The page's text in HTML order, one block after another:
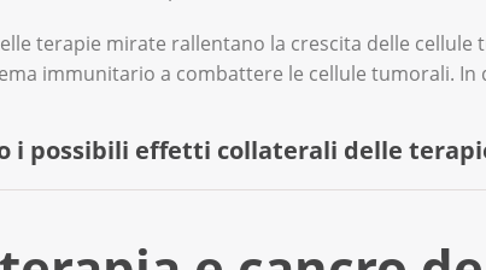
terapie mirate rallentano la crescita delle
immunitario a combattere le cellule tumorali.
i possibili effetti collaterali delle